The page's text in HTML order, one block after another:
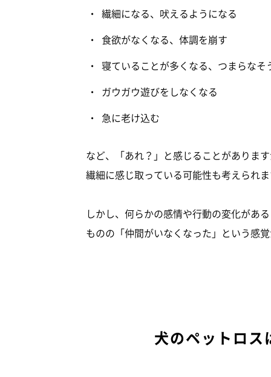
繊細になる、吠えるようになる
食欲がなくなる、体調を崩す
寝ていることが多くなる、つまらなそ
ガウガウ遊びをしなくなる
急に老け込む
など、「あれ？」と感じることがありま
繊細に感じ取っている可能性も考えられ
しかし、何らかの感情や行動の変化があ
ものの「仲間がいなくなった」という感
犬のペットロ